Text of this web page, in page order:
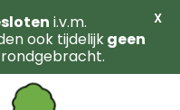
i.v.m.
ook tijdelijkgeen
X